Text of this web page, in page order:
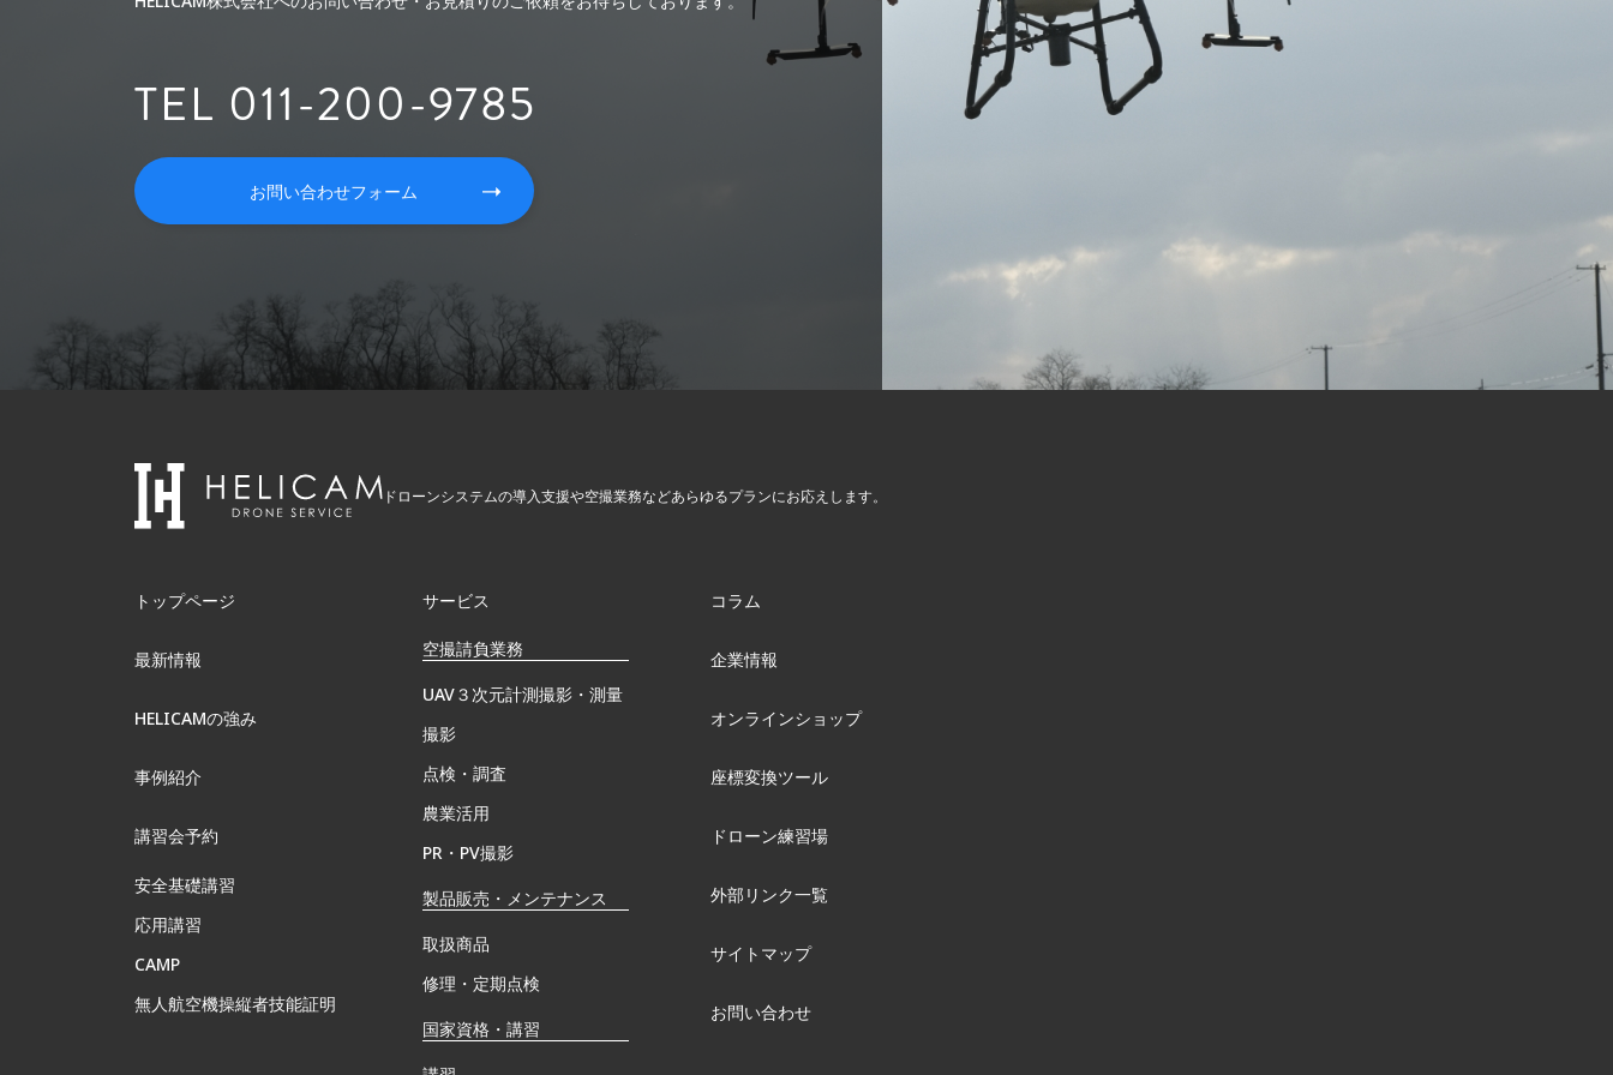
TEL 011-200-9785
お問い合わせフォーム
ドローンシステムの導入支援や空撮業務などあらゆるプランにお応えします。
トップページ
最新情報
HELICAMの強み
事例紹介
講習会予約
安全基礎講習
応用講習
CAMP
無⼈航空機操縦者技能証明
サービス
空撮請負業務
UAV３次元計測撮影・測量
撮影
点検・調査
農業活用
PR・PV撮影
製品販売・メンテナンス
取扱商品
修理・定期点検
国家資格・講習
コラム
企業情報
オンラインショップ
座標変換ツール
ドローン練習場
外部リンク一覧
サイトマップ
お問い合わせ